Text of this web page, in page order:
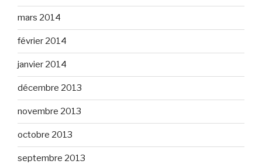
mars 2014
février 2014
janvier 2014
décembre 2013
novembre 2013
octobre 2013
septembre 2013